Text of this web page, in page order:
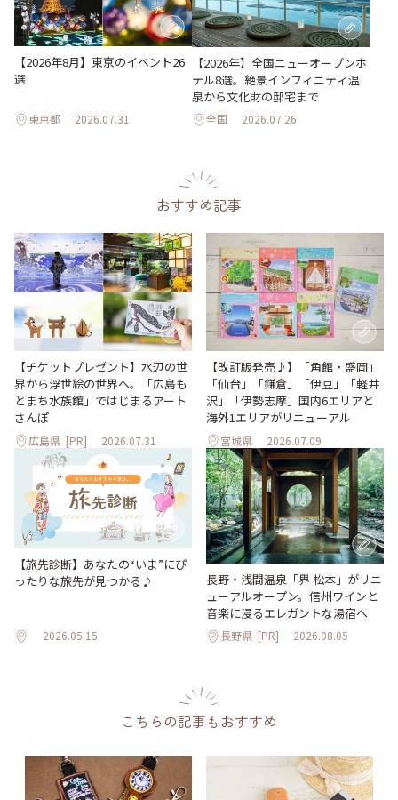
【2026年8月】東京のイベント26
選
東京都 2026.07.31
【2026年】全国ニューオープンホ
テル8選。絶景インフィニティ温
泉から文化財の邸宅まで
全国 2026.07.26
おすすめ記事
【チケットプレゼント】水辺の世
界から浮世絵の世界へ。「広島も
とまち水族館」ではじまるアート
さんぽ
広島県 [PR] 2026.07.31
【改訂版発売♪】「角館・盛岡」
「仙台」「鎌倉」「伊豆」「軽井
沢」「伊勢志摩」国内6エリアと
海外1エリアがリニューアル
宮城県 2026.07.09
【旅先診断】あなたの“いま”にぴ
ったりな旅先が見つかる♪
2026.05.15
長野・浅間温泉「界 松本」がリニ
ューアルオープン。信州ワインと
音楽に浸るエレガントな湯宿へ
長野県 [PR] 2026.08.05
こちらの記事もおすすめ